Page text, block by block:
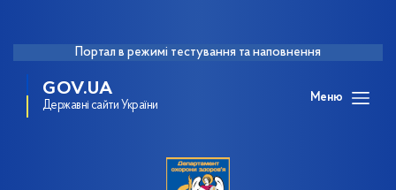
Портал в режимі тестування та наповнення
GOV.UA
Державні сайти України
Меню